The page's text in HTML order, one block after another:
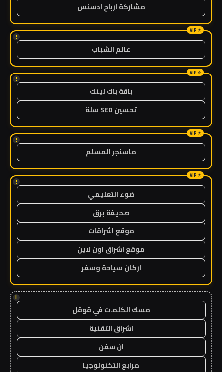
مشاركة ارباح ادسنس
!
عالم الشباب
!
باقة باك لينك
تحسين SEO سلة
!
ماسنجر المسلم
!
ضوء التعليمي
صحيفة برق
موقع اشراقات
موقع اشراق اون لاين
اركان سياحة وسفر
!
مسك الكلمات في قوقل
اشراق التقنية
ان سفن
مرابع التكنولوجيا